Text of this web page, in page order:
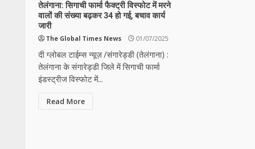
तेलंगाना: सिगाची फार्मा फैक्ट्री विस्फोट में मरने
वालों की संख्या बढ़कर 34 हो गई, बचाव कार्य
जारी
The Global Times News 01/07/2025
दी ग्लोबल टाईम्स न्यूज़ /संगारेड्डी (तेलंगाना) :
तेलंगाना के संगारेड्डी जिले में सिगाची फार्मा
इंडस्ट्रीज विस्फोट में...
Read More